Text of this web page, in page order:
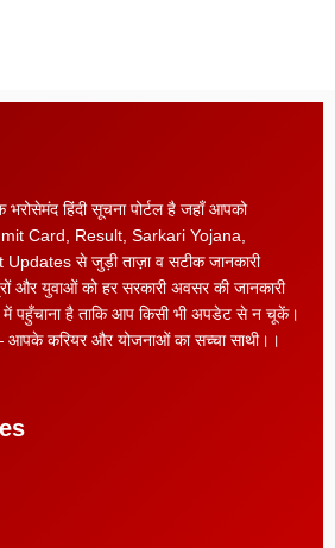
हिंदी सूचना पोर्टल है जहाँ आपको
Card, Result, Sarkari Yojana,
से जुड़ी ताज़ा व सटीक जानकारी
और युवाओं को हर सरकारी अवसर की जानकारी
पहुँचाना है ताकि आप किसी भी अपडेट से न चूकें।
करियर और योजनाओं का सच्चा साथी।।